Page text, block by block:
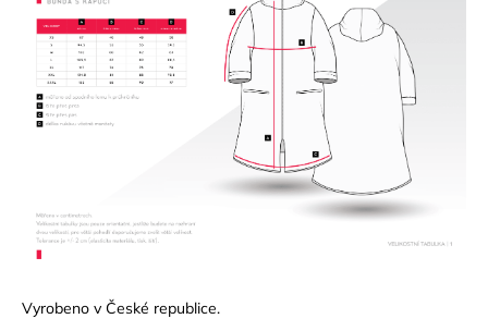
Vyrobeno v České republice.